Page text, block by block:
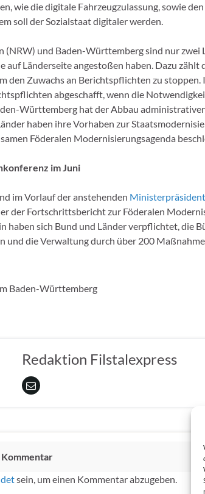
wie die digitale Fahrzeugzulassung, sowie
soll der Sozialstaat digitaler werden.
und Baden-Württemberg sind nur zwei
auf Länderseite angestoßen haben. Dazu zählt
den Zuwachs an Berichtspflichten zu stoppen.
abgeschafft, wenn die
Württemberg hat der Abbau
haben ihre Vorhaben zur
Föderalen Modernisierungsagenda
im Juni
im Vorlauf der anstehenden
der Fortschrittsbericht zur Föderalen
haben sich Bund und Länder verpflichtet, die
und die Verwaltung durch über 200
Baden-Württemberg
Redaktion Filstalexpress
sein, um einen Kommentar abzugeben.